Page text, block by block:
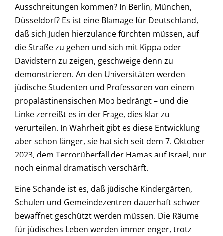
Ausschreitungen kommen? In Berlin, München,
Düsseldorf? Es ist eine Blamage für Deutschland,
daß sich Juden hierzulande fürchten müssen, auf
die Straße zu gehen und sich mit Kippa oder
Davidstern zu zeigen, geschweige denn zu
demonstrieren. An den Universitäten werden
jüdische Studenten und Professoren von einem
propalästinensischen Mob bedrängt – und die
Linke zerreißt es in der Frage, dies klar zu
verurteilen. In Wahrheit gibt es diese Entwicklung
aber schon länger, sie hat sich seit dem 7. Oktober
2023, dem Terrorüberfall der Hamas auf Israel, nur
noch einmal dramatisch verschärft.
Eine Schande ist es, daß jüdische Kindergärten,
Schulen und Gemeindezentren dauerhaft schwer
bewaffnet geschützt werden müssen. Die Räume
für jüdisches Leben werden immer enger, trotz